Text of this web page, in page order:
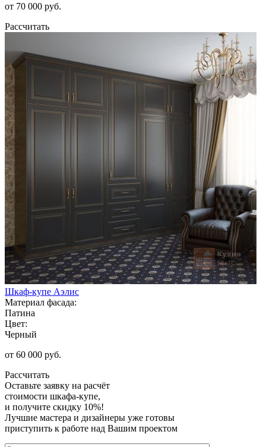
от 70 000 руб.
Рассчитать
Шкаф-купе Аэлис
Материал фасада:
Патина
Цвет:
Черный
от 60 000 руб.
Рассчитать
Оставьте заявку на расчёт
стоимости шкафа-купе,
и получите скидку 10%!
Лучшие мастера и дизайнеры уже готовы
приступить к работе над Вашим проектом